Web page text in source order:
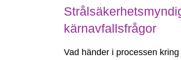
kärnavfallsfrågor
Vad händer i processen